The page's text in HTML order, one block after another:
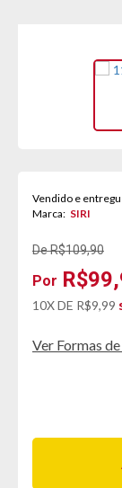
Vendido e
Marca: SIRI
De R$109,90
10X DE R$9,99
Ver Formas